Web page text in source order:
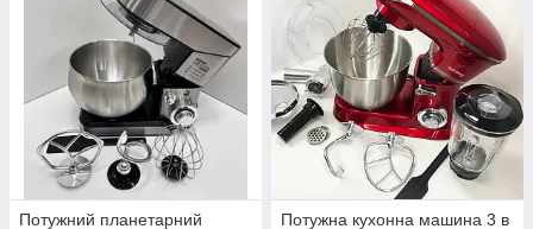
Потужний планетарний
Потужна кухонна машина 3 в